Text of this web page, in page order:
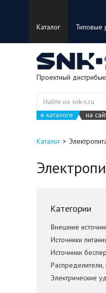
Каталог Типовые
Проектный
в каталоге на
Каталог
Категории
Внешние
Источники
Источники
Распределители,
Электрические